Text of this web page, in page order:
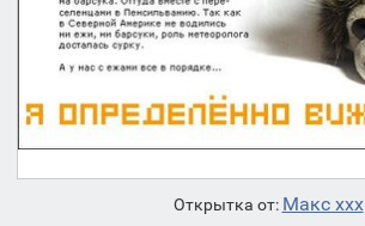
Открытка от: Макс ххх